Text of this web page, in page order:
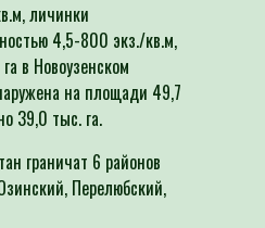
личинки
4,5-800 экз./кв.м,
в Новоузенском
на площади 49,7
39,0 тыс. га.
граничат 6 районов
Перелюбский,